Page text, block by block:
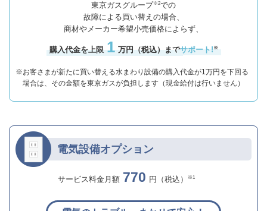
東京ガスグループ※2での
故障による買い替えの場合、
商材やメーカー希望小売価格によらず、
購入代金を上限 1 万円（税込）までサポート!※
※お客さまが新たに買い替える水まわり設備の購入代金が1万円を下回る
場合は、その金額を東京ガスが負担します（現金給付は行いません）
電気設備オプション
サービス料金月額 770 円（税込） ※1